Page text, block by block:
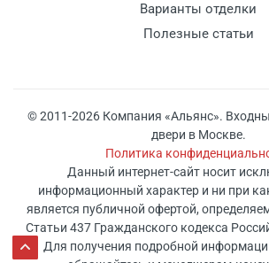
Варианты отделки
Полезные статьи
© 2011-2026 Компания «Альянс».
двери в Москве.
Политика
Данный интернет-сайт носит
информационный характер и ни при
является публичной офертой,
Статьи 437 Гражданского кодекса
Для получения подробной